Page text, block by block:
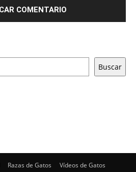
Buscar
Razas de Gatos Vídeos de Gatos